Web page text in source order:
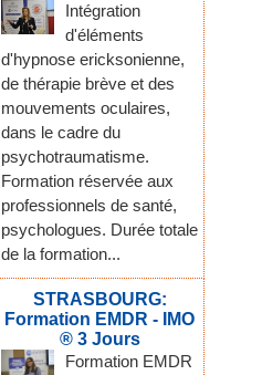
Intégration
d'éléments
d'hypnose ericksonienne,
de thérapie brève et des
mouvements oculaires,
dans le cadre du
psychotraumatisme.
Formation réservée aux
professionnels de santé,
psychologues. Durée totale
de la formation...
STRASBOURG:
Formation EMDR - IMO
® 3 Jours
Formation EMDR